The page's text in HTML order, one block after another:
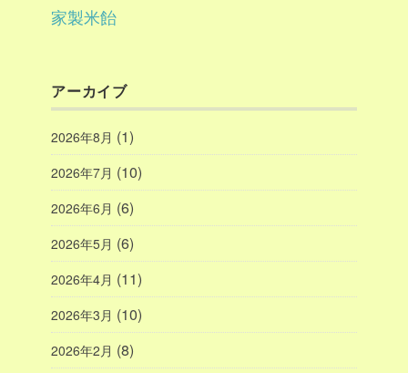
家製米飴
アーカイブ
2026年8月 (1)
2026年7月 (10)
2026年6月 (6)
2026年5月 (6)
2026年4月 (11)
2026年3月 (10)
2026年2月 (8)